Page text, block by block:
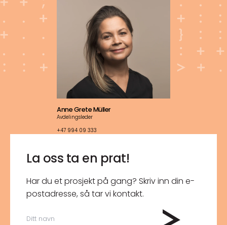
Anne Grete Müller
Avdelingsleder
+47 994 09 333
La oss ta en prat!
Har du et prosjekt på gang? Skriv inn din e-
post­adresse, så tar vi kontakt.
Ditt